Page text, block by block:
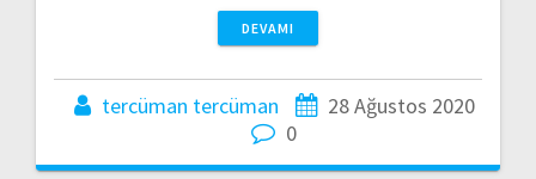
DEVAMI
tercüman tercüman
28 Ağustos 2020
0